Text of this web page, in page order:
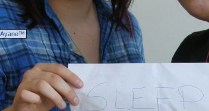
Ayane™